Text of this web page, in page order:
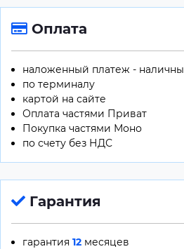
Оплата
наложенный платеж -
по терминалу
картой на сайте
Оплата частями Приват
Покупка частями Моно
по счету без НДС
Гарантия
гарантия 12 месяцев